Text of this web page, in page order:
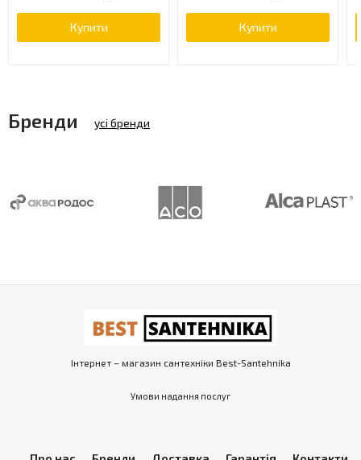
Купити Купити
Бренди усі бренди
Інтернет – магазин сантехніки Best-Santehnika
Умови надання послуг